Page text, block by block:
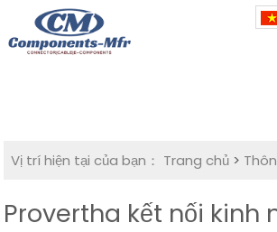
Vị trí hiện tại của bạn： Trang chủ >
Provertha kết nối kinh